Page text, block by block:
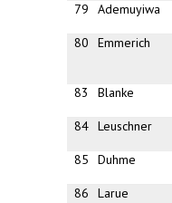
79 Ademuyiwa
80 Emmerich
83 Blanke
84 Leuschner
85 Duhme
86 Larue